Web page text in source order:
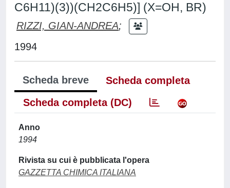
C6H11)(3))(CH2C6H5)] (X=OH, BR)
RIZZI, GIAN-ANDREA;
1994
Scheda breve
Scheda completa
Scheda completa (DC)
Anno
1994
Rivista su cui è pubblicata l'opera
GAZZETTA CHIMICA ITALIANA